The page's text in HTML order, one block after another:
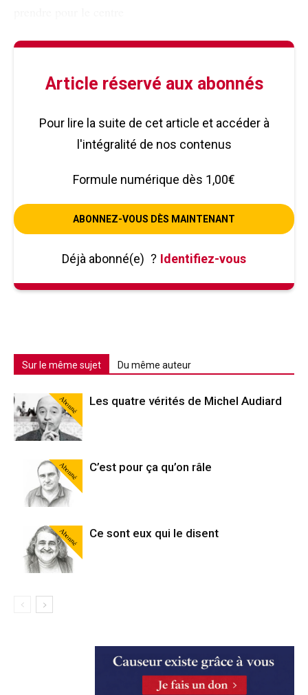
Article réservé aux abonnés
Pour lire la suite de cet article et accéder à
l'intégralité de nos contenus
Formule numérique dès 1,00€
ABONNEZ-VOUS DÈS MAINTENANT
Déjà abonné(e) ? Identifiez-vous
Sur le même sujet Du même auteur
Abonné Les quatre vérités de Michel Audiard
Abonné C’est pour ça qu’on râle
Abonné Ce sont eux qui le disent